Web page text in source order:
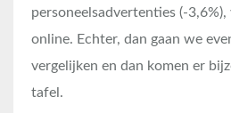
personeelsadvertenties (-
online. Echter, dan gaan we
vergelijken en dan komen er
tafel.